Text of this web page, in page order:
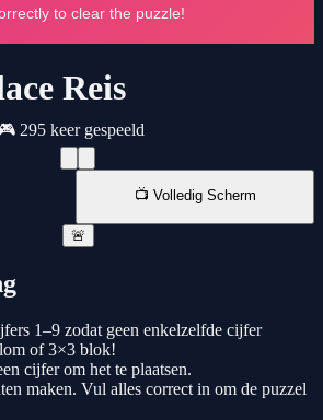
Reis
295 keer gespeeld
📺 Volledig Scherm
🚨
1–9 zodat geen enkelzelfde cijfer
of 3×3 blok!
cijfer om het te plaatsen.
maken. Vul alles correct in om de puzzel